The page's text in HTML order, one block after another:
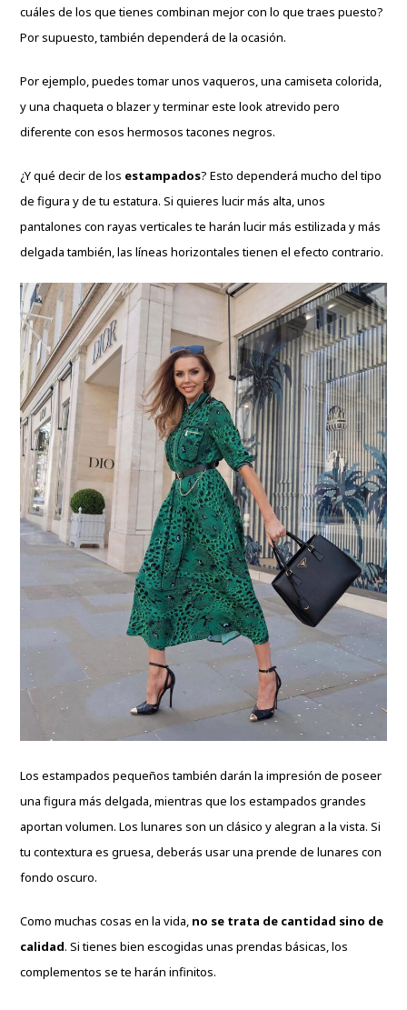
cuáles de los que tienes combinan mejor con lo que traes puesto?
Por supuesto, también dependerá de la ocasión.
Por ejemplo, puedes tomar unos vaqueros, una camiseta colorida,
y una chaqueta o blazer y terminar este look atrevido pero
diferente con esos hermosos tacones negros.
¿Y qué decir de los estampados? Esto dependerá mucho del tipo
de figura y de tu estatura. Si quieres lucir más alta, unos
pantalones con rayas verticales te harán lucir más estilizada y más
delgada también, las líneas horizontales tienen el efecto contrario.
Los estampados pequeños también darán la impresión de poseer
una figura más delgada, mientras que los estampados grandes
aportan volumen. Los lunares son un clásico y alegran a la vista. Si
tu contextura es gruesa, deberás usar una prende de lunares con
fondo oscuro.
Como muchas cosas en la vida, no se trata de cantidad sino de
calidad. Si tienes bien escogidas unas prendas básicas, los
complementos se te harán infinitos.